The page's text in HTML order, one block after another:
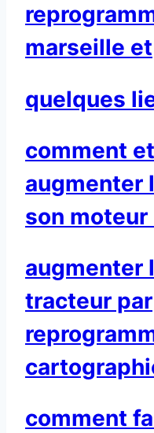
marseille et
quelques
comment
augmenter
son
augmenter
tracteur par
comment